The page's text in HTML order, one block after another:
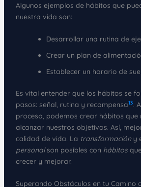
Algunos ejemplos de hábitos que
nuestra vida son:
Desarrollar una rutina de
Crear un plan de
Establecer un horario de
Es vital entender que los hábitos se
pasos: señal, rutina y recompensa13.
proceso, podemos crear hábitos que
alcanzar nuestros objetivos. Así,
calidad de vida. La transformacióny
personalson posibles con hábitos
crecer y mejorar.
Superando Obstáculos en tu Camino